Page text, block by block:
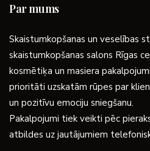
Par mums
Skaistumkopšanas un veselības
skaistumkopšanas salons Rīgas
kosmētiķa un masiera
prioritāti uzskatām rūpes par
un pozitīvu emociju sniegšanu.
Pakalpojumi tiek veikti pēc
atbildes uz jautājumiem